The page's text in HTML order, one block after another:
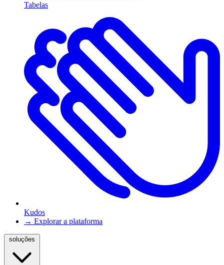
Tabelas
Kudos
→ Explorar a plataforma